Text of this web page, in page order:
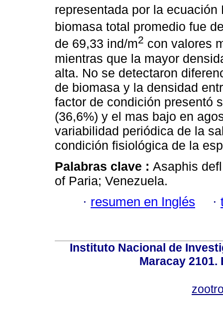
representada por la
biomasa total promedio fue
de 69,33 ind/m2 con valores
mientras que la mayor
alta. No se detectaron
de biomasa y la densidad
factor de condición presentó
(36,6%) y el mas bajo en
variabilidad periódica de la
condición fisiológica de la
Palabras clave : Asaphis
of Paria; Venezuela.
· resumen en Inglés ·
Instituto Nacional de
Maracay 2101.